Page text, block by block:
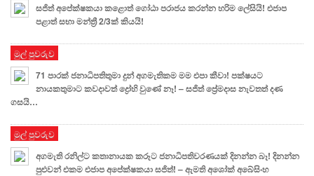
සජිත් අපේක්ෂකයා කළොත් ගෝඨා පරාජය කරන්න හරිම ලේසියි! එජාප
පළාත් සභා මන්ත්‍රී 2/3ක් කියයි!
මුල් පුවරුව
71 පාරක් ජනාධිපතිතුමා දුන් අගමැතිකම මම එපා කීවා! පක්ෂයට
නායකතුමාට කවදාවත් ද්‍රෝහි වුණේ නෑ! – සජිත් ප්‍රේමදාස නැවතත් දණ
ගසයි…
මුල් පුවරුව
අගමැති රනිල්ට කතානායක කරූට ජනාධිපතිවරණයක් දිනන්න බෑ! දිනන්න
පුළුවන් එකම එජාප අපේක්ෂකයා සජිත්! – ඇමති අශෝක් අබේසිංහ